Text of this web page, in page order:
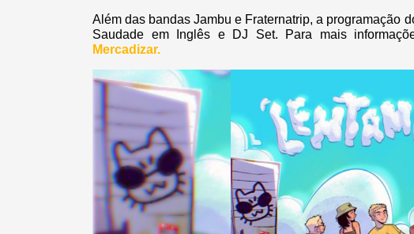
Além das bandas Jambu e Fraternatrip, a programação
Saudade em Inglês e DJ Set. Para mais
Mercadizar.